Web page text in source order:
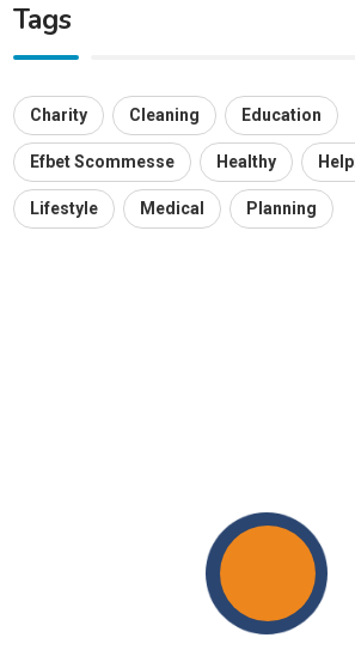
Tags
Charity Cleaning Education
Efbet Scommesse Healthy
Lifestyle Medical Planning